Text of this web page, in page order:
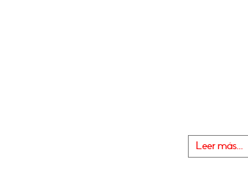
Leer más...